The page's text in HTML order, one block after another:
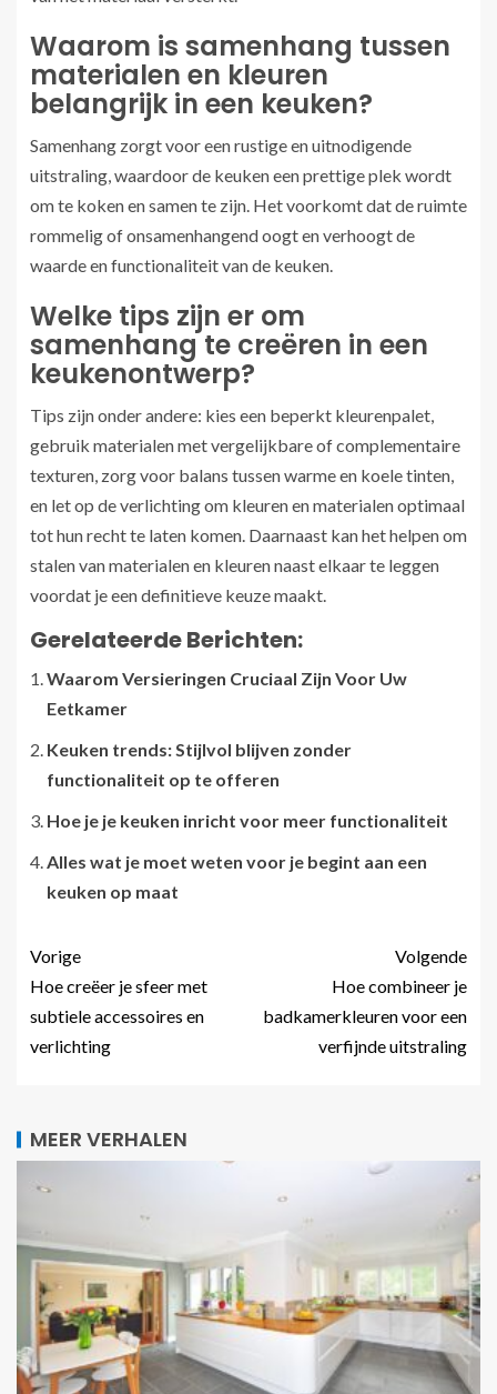
Waarom is samenhang tussen
materialen en kleuren
belangrijk in een keuken?
Samenhang zorgt voor een rustige en uitnodigende
uitstraling, waardoor de keuken een prettige plek wordt
om te koken en samen te zijn. Het voorkomt dat de ruimte
rommelig of onsamenhangend oogt en verhoogt de
waarde en functionaliteit van de keuken.
Welke tips zijn er om
samenhang te creëren in een
keukenontwerp?
Tips zijn onder andere: kies een beperkt kleurenpalet,
gebruik materialen met vergelijkbare of complementaire
texturen, zorg voor balans tussen warme en koele tinten,
en let op de verlichting om kleuren en materialen optimaal
tot hun recht te laten komen. Daarnaast kan het helpen om
stalen van materialen en kleuren naast elkaar te leggen
voordat je een definitieve keuze maakt.
Gerelateerde Berichten:
Waarom Versieringen Cruciaal Zijn Voor Uw
Eetkamer
Keuken trends: Stijlvol blijven zonder
functionaliteit op te offeren
Hoe je je keuken inricht voor meer functionaliteit
Alles wat je moet weten voor je begint aan een
keuken op maat
Vorige
Hoe creëer je sfeer met
subtiele accessoires en
verlichting
Volgende
Hoe combineer je
badkamerkleuren voor een
verfijnde uitstraling
MEER VERHALEN